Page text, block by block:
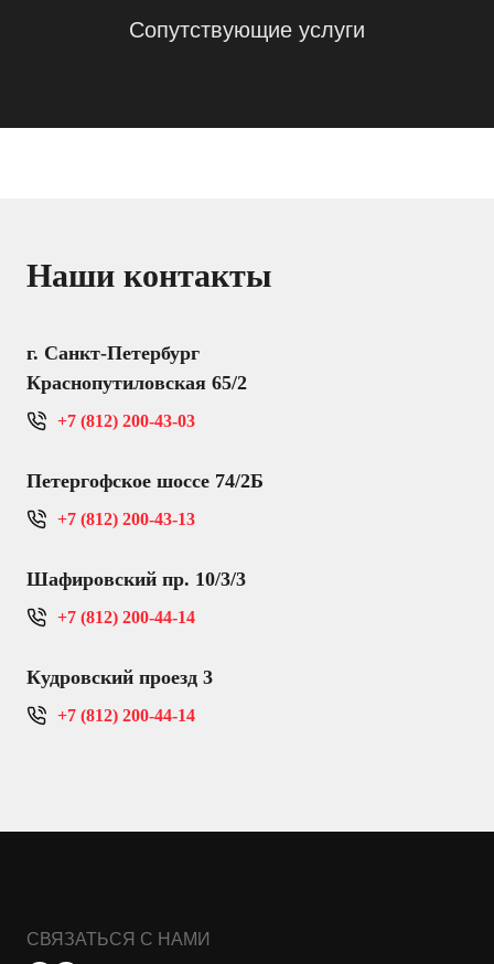
Сопутствующие услуги
Наши контакты
г. Санкт-Петербург
Краснопутиловская 65/2
+7 (812) 200-43-03
Петергофское шоссе 74/2Б
+7 (812) 200-43-13
Шафировский пр. 10/3/3
+7 (812) 200-44-14
Кудровский проезд 3
+7 (812) 200-44-14
СВЯЗАТЬСЯ С НАМИ